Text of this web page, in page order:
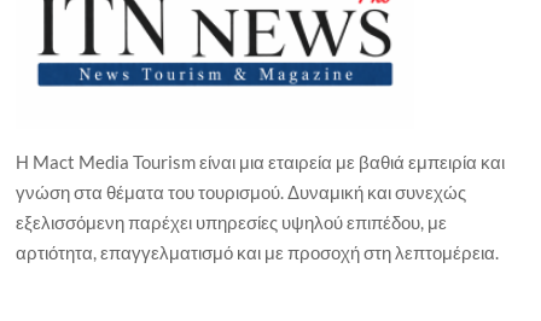
Η Mact Media Tourism είναι μια εταιρεία με βαθιά εμπειρία και
γνώση στα θέματα του τουρισμού. Δυναμική και συνεχώς
εξελισσόμενη παρέχει υπηρεσίες υψηλού επιπέδου, με
αρτιότητα, επαγγελματισμό και με προσοχή στη λεπτομέρεια.